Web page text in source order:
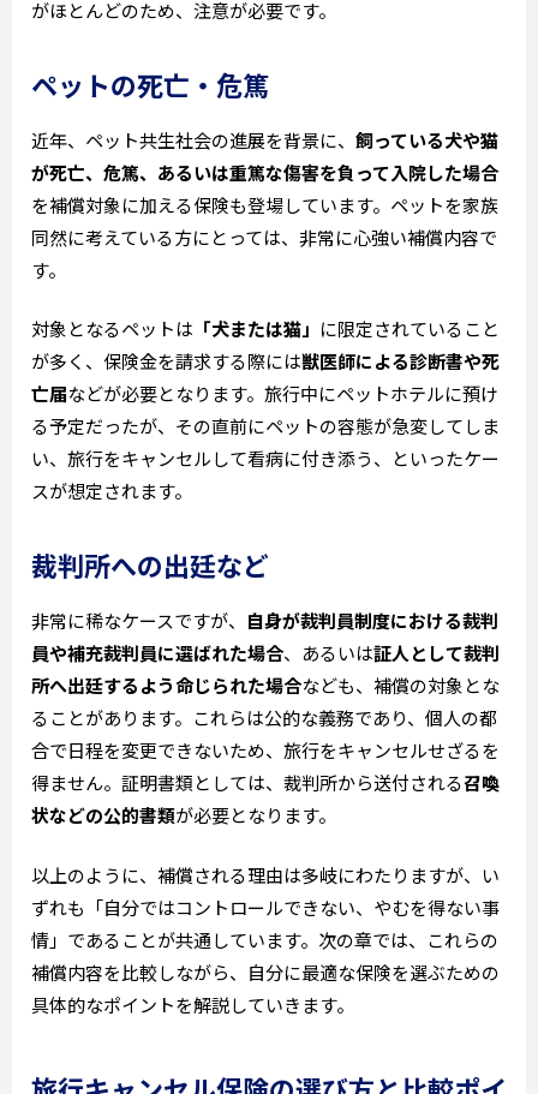
がほとんどのため、注意が必要です。
ペットの死亡・危篤
近年、ペット共生社会の進展を背景に、 飼っている犬や猫
が死亡、危篤、あるいは重篤な傷害を負って入院した場合
を補償対象に加える保険も登場しています。ペットを家族
同然に考えている方にとっては、非常に心強い補償内容で
す。
対象となるペットは 「犬または猫」 に限定されていること
が多く、保険金を請求する際には獣医師による診断書や死
亡届などが必要となります。旅行中にペットホテルに預け
る予定だったが、その直前にペットの容態が急変してしま
い、旅行をキャンセルして看病に付き添う、といったケー
スが想定されます。
裁判所への出廷など
非常に稀なケースですが、 自身が裁判員制度における裁判
員や補充裁判員に選ばれた場合、あるいは証人として裁判
所へ出廷するよう命じられた場合なども、補償の対象とな
ることがあります。これらは公的な義務であり、個人の都
合で日程を変更できないため、旅行をキャンセルせざるを
得ません。証明書類としては、裁判所から送付される召喚
状などの公的書類が必要となります。
以上のように、補償される理由は多岐にわたりますが、い
ずれも「自分ではコントロールできない、やむを得ない事
情」であることが共通しています。次の章では、これらの
補償内容を比較しながら、自分に最適な保険を選ぶための
具体的なポイントを解説していきます。